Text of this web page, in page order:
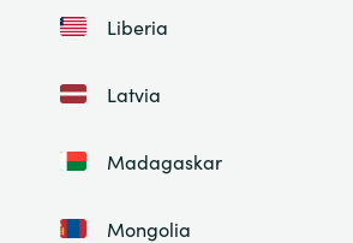
Liberia
Latvia
Madagaskar
Mongolia